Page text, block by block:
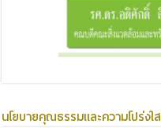
นโยบายคุณธรรมและความโปร่งใส